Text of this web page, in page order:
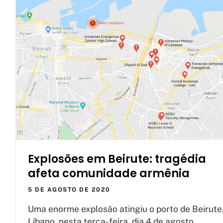
Explosões em Beirute: tragédia
afeta comunidade armênia
5 DE AGOSTO DE 2020
Uma enorme explosão atingiu o porto de